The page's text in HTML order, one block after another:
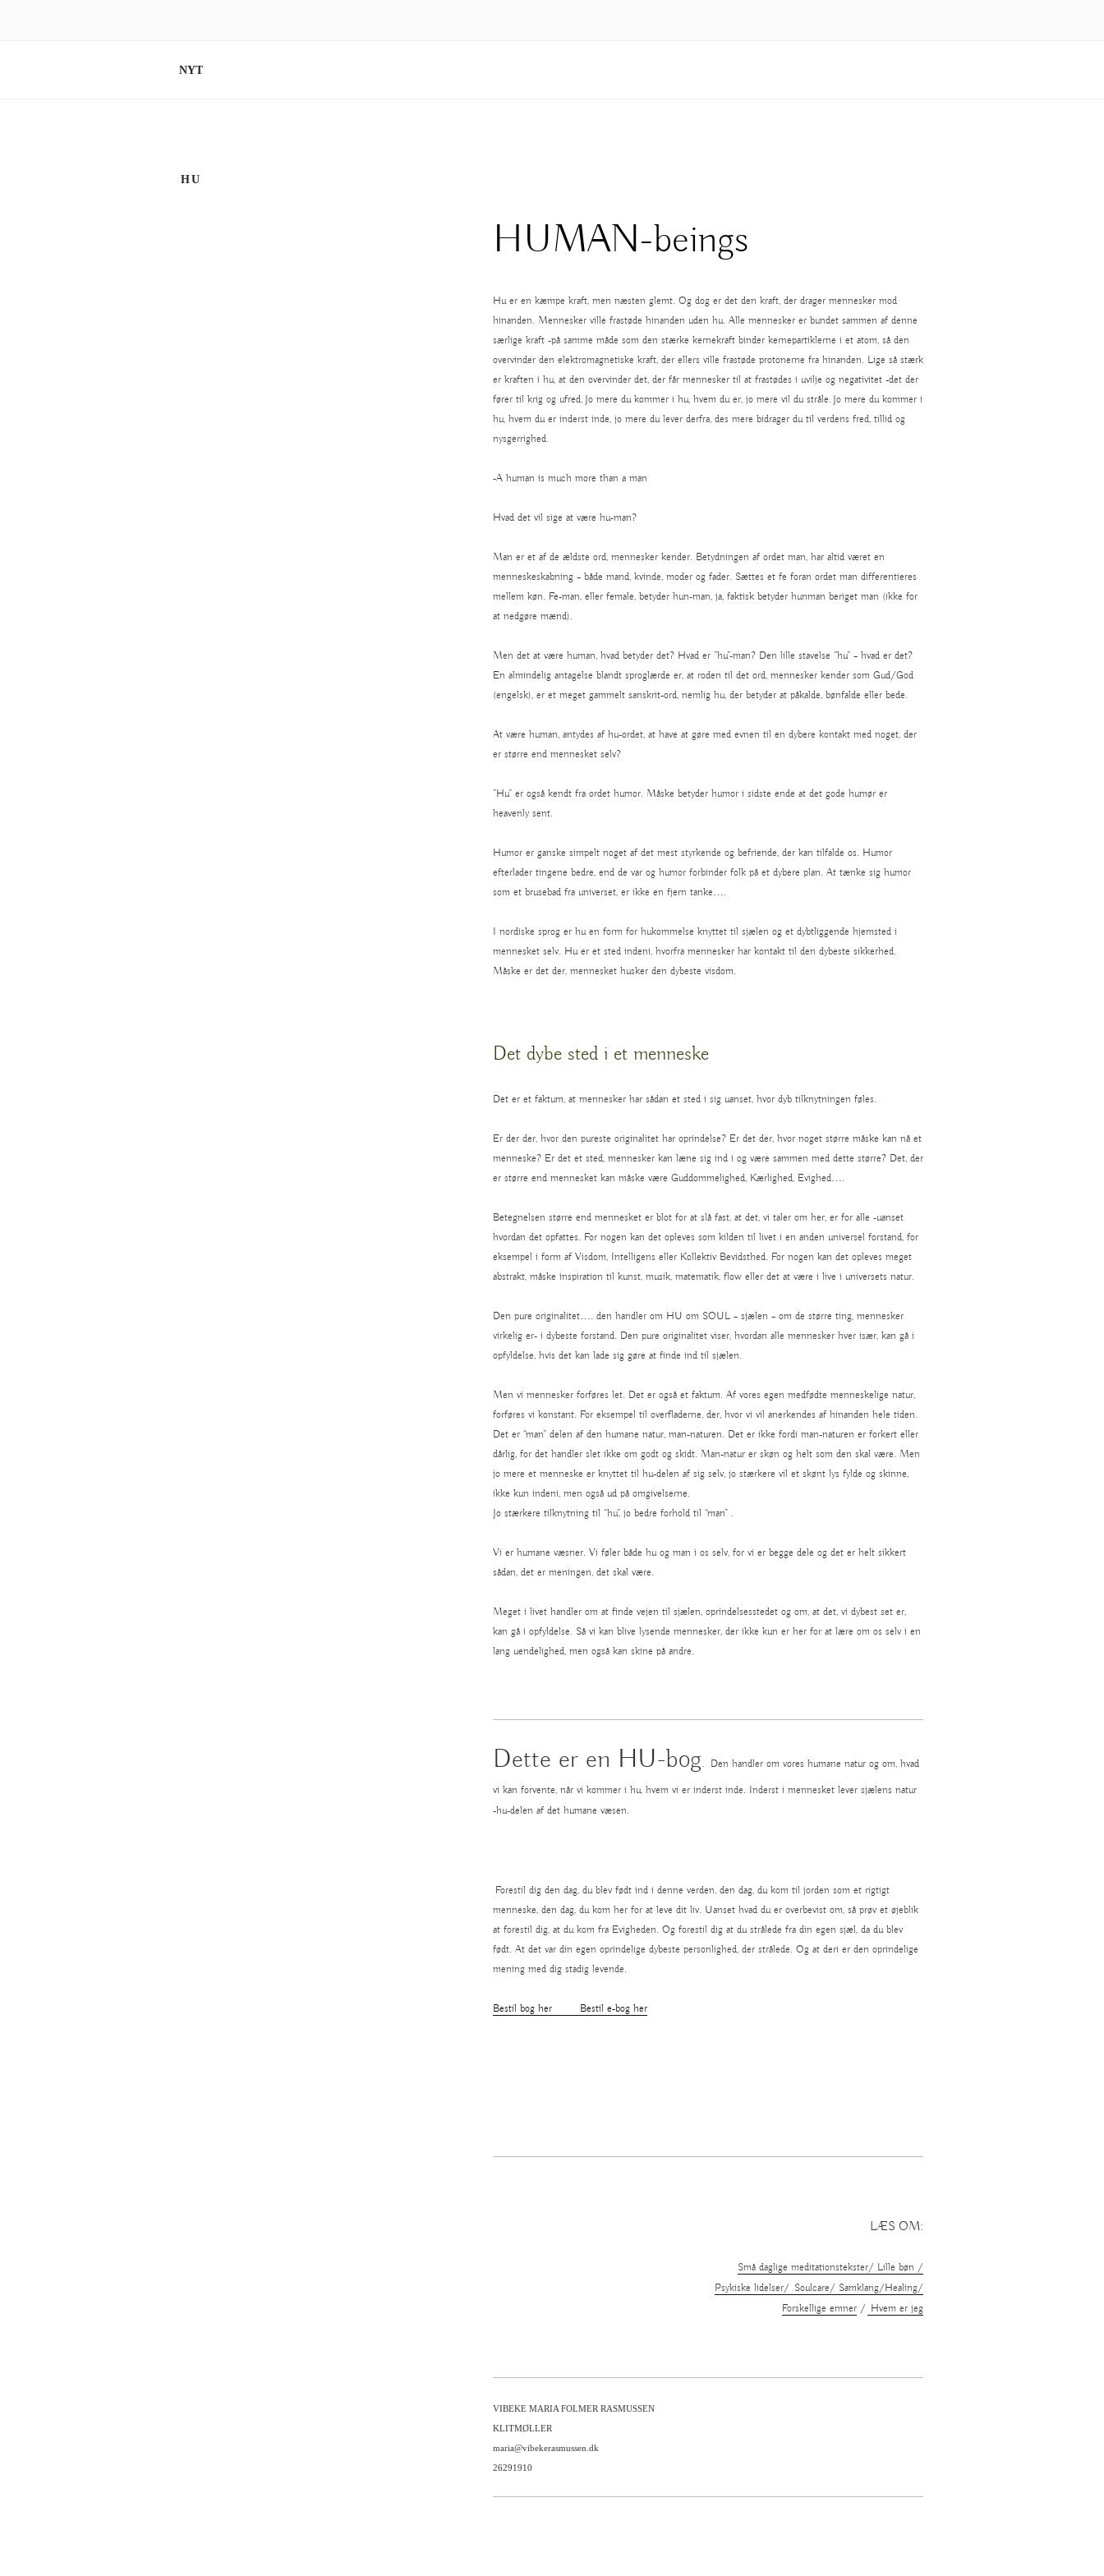
NYT
HU
HUMAN-beings
Hu er en kæmpe kraft, men næsten glemt. Og dog er det den kraft, der drager mennesker mod
hinanden. Mennesker ville frastøde hinanden uden hu. Alle mennesker er bundet sammen af denne
særlige kraft -på samme måde som den stærke kernekraft binder kernepartiklerne i et atom, så den
overvinder den elektromagnetiske kraft, der ellers ville frastøde protonerne fra hinanden. Lige så stærk
er kraften i hu, at den overvinder det, der får mennesker til at frastødes i uvilje og negativitet -det der
fører til krig og ufred. Jo mere du kommer i hu, hvem du er, jo mere vil du stråle. Jo mere du kommer i
hu, hvem du er inderst inde, jo mere du lever derfra, des mere bidrager du til verdens fred, tillid og
nysgerrighed.
-A human is much more than a man
Hvad det vil sige at være hu-man?
Man er et af de ældste ord, mennesker kender. Betydningen af ordet man, har altid været en
menneskeskabning – både mand, kvinde, moder og fader. Sættes et fe foran ordet man differentieres
mellem køn. Fe-man, eller female, betyder hun-man, ja, faktisk betyder hunman beriget man (ikke for
at nedgøre mænd).
Men det at være human, hvad betyder det? Hvad er ”hu”-man? Den lille stavelse ”hu” – hvad er det?
En almindelig antagelse blandt sproglærde er, at roden til det ord, mennesker kender som Gud/God
(engelsk), er et meget gammelt sanskrit-ord, nemlig hu, der betyder at påkalde, bønfalde eller bede.
At være human, antydes af hu-ordet, at have at gøre med evnen til en dybere kontakt med noget, der
er større end mennesket selv?
”Hu” er også kendt fra ordet humor. Måske betyder humor i sidste ende at det gode humør er
heavenly sent.
Humor er ganske simpelt noget af det mest styrkende og befriende, der kan tilfalde os. Humor
efterlader tingene bedre, end de var og humor forbinder folk på et dybere plan. At tænke sig humor
som et brusebad fra universet, er ikke en fjern tanke….
I nordiske sprog er hu en form for hukommelse knyttet til sjælen og et dybtliggende hjemsted i
mennesket selv. Hu er et sted indeni, hvorfra mennesker har kontakt til den dybeste sikkerhed.
Måske er det der, mennesket husker den dybeste visdom.
Det dybe sted i et menneske
Det er et faktum, at mennesker har sådan et sted i sig uanset, hvor dyb tilknytningen føles.
Er der der, hvor den pureste originalitet har oprindelse? Er det der, hvor noget større måske kan nå et
menneske? Er det et sted, mennesker kan læne sig ind i og være sammen med dette større? Det, der
er større end mennesket kan måske være Guddommelighed, Kærlighed, Evighed….
Betegnelsen større end mennesket er blot for at slå fast, at det, vi taler om her, er for alle -uanset
hvordan det opfattes. For nogen kan det opleves som kilden til livet i en anden universel forstand, for
eksempel i form af Visdom, Intelligens eller Kollektiv Bevidsthed. For nogen kan det opleves meget
abstrakt, måske inspiration til kunst, musik, matematik, flow eller det at være i live i universets natur.
Den pure originalitet…. den handler om HU om SOUL – sjælen – om de større ting, mennesker
virkelig er- i dybeste forstand. Den pure originalitet viser, hvordan alle mennesker hver især, kan gå i
opfyldelse, hvis det kan lade sig gøre at finde ind til sjælen.
Men vi mennesker forføres let. Det er også et faktum. Af vores egen medfødte menneskelige natur,
forføres vi konstant. For eksempel til overfladerne, der, hvor vi vil anerkendes af hinanden hele tiden.
Det er “man” delen af den humane natur, man-naturen. Det er ikke fordi man-naturen er forkert eller
dårlig, for det handler slet ikke om godt og skidt. Man-natur er skøn og helt som den skal være. Men
jo mere et menneske er knyttet til hu-delen af sig selv, jo stærkere vil et skønt lys fylde og skinne,
ikke kun indeni, men også ud på omgivelserne.
Jo stærkere tilknytning til “hu”, jo bedre forhold til “man” .
Vi er humane væsner. Vi føler både hu og man i os selv, for vi er begge dele og det er helt sikkert
sådan, det er meningen, det skal være.
Meget i livet handler om at finde vejen til sjælen, oprindelsesstedet og om, at det, vi dybest set er,
kan gå i opfyldelse. Så vi kan blive lysende mennesker, der ikke kun er her for at lære om os selv i en
lang uendelighed, men også kan skine på andre.
Dette er en HU-bog. Den handler om vores humane natur og om, hvad
vi kan forvente, når vi kommer i hu, hvem vi er inderst inde. Inderst i mennesket lever sjælens natur
-hu-delen af det humane væsen.
.Forestil dig den dag, du blev født ind i denne verden, den dag, du kom til jorden som et rigtigt
menneske, den dag, du kom her for at leve dit liv. Uanset hvad du er overbevist om, så prøv et øjeblik
at forestil dig, at du kom fra Evigheden. Og forestil dig at du strålede fra din egen sjæl, da du blev
født. At det var din egen oprindelige dybeste personlighed, der strålede. Og at deri er den oprindelige
mening med dig stadig levende.
Bestil bog her Bestil e-bog her
LÆS OM:
Små daglige meditationstekster/ Lille bøn /
Psykiske lidelser/ Soulcare/ Samklang/Healing/
Forskellige emner / Hvem er jeg
VIBEKE MARIA FOLMER RASMUSSEN
KLITMØLLER
maria@vibekerasmussen.dk
26291910